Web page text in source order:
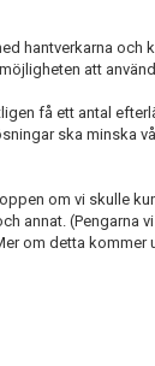
hantverkarna
att
få ett antal
ska minska
om vi skulle
annat. (Pengarna
om detta kommer